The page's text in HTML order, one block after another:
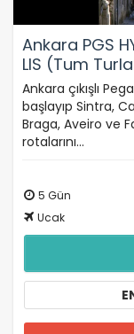
Ankara PGS
LIS (Tum
Ankara çıkışlı
başlayıp Sintra,
Braga, Aveiro ve
rotalarını…
5 Gün
Ucak